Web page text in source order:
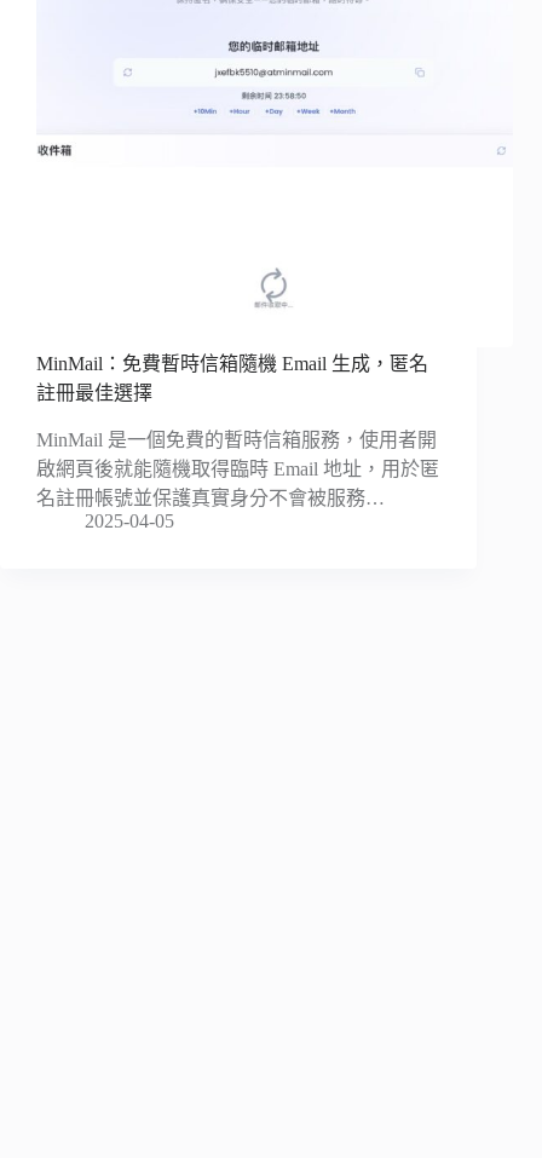
MinMail：免費暫時信箱隨機 Email 生成，匿名
註冊最佳選擇
MinMail 是一個免費的暫時信箱服務，使用者開
啟網頁後就能隨機取得臨時 Email 地址，用於匿
名註冊帳號並保護真實身分不會被服務…
2025-04-05